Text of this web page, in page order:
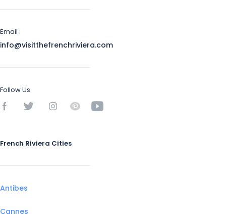
Email :
info@visitthefrenchriviera.com
Follow Us
French Riviera Cities
Antibes
Cannes